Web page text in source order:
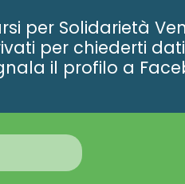
per Solidarietà
per chiederti
il profilo a